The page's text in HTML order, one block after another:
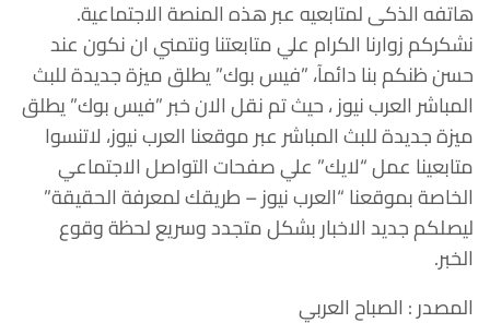
هاتفه الذكى لمتابعيه عبر هذه المنصة الاجتماعية.
نشكركم زوارنا الكرام علي متابعتنا ونتمني ان نكون عند
حسن ظنكم بنا دائمآ، ”فيس بوك” يطلق ميزة جديدة للبث
المباشر العرب نيوز ، حيث تم نقل الان خبر ”فيس بوك” يطلق
ميزة جديدة للبث المباشر عبر موقعنا العرب نيوز، لاتنسوا
متابعينا عمل “لايك” علي صفحات التواصل الاجتماعي
الخاصة بموقعنا “العرب نيوز – طريقك لمعرفة الحقيقة”
ليصلكم جديد الاخبار بشكل متجدد وسريع لحظة وقوع
الخبر.
المصدر : الصباح العربي